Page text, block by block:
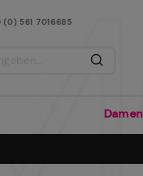
(0) 561 7016685
OHNE VERSANDKOSTEN
Damen